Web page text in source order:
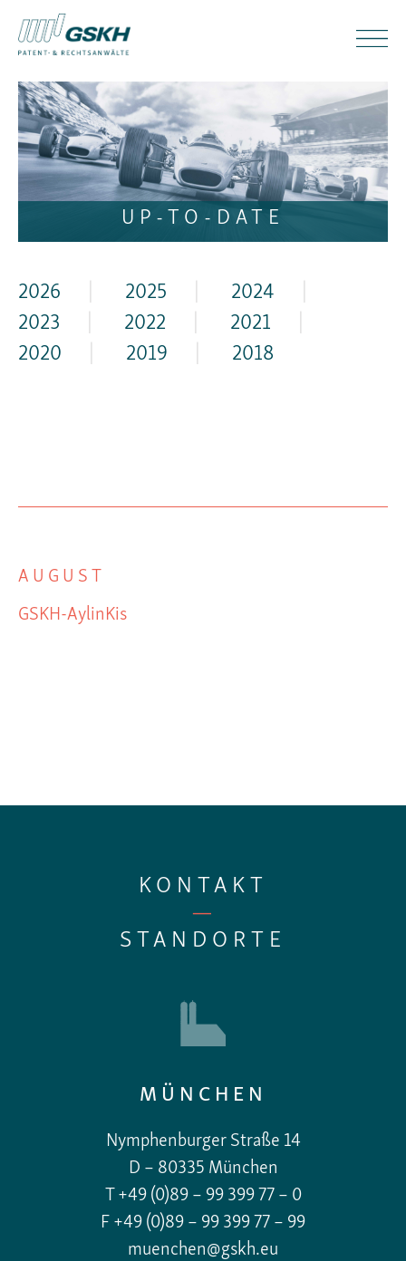
UP-TO-DATE
2026 2025 2024
2023
2022 2021
2020
2019 2018
AUGUST
GSKH-AylinKis
KONTAKT
—
STANDORTE
MÜNCHEN
Nymphenburger Straße 14
D – 80335 München
T +49 (0)89 – 99 399 77 – 0
F +49 (0)89 – 99 399 77 – 99
muenchen@gskh.eu